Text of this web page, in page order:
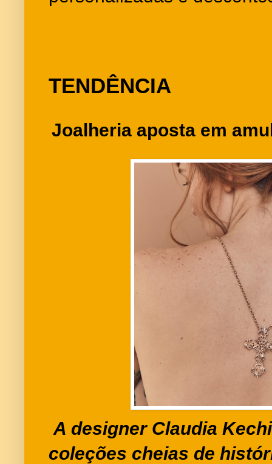
TENDÊNCIA
Joalheria aposta em
A designer Claudia
coleções cheias de